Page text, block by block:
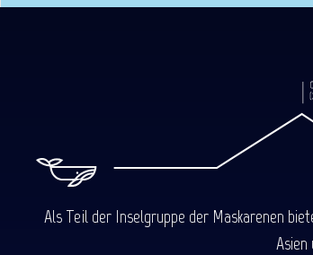
Als Teil der Inselgruppe der Maskarenen